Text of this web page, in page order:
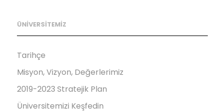
ÜNİVERSİTEMİZ
Tarihçe
Misyon, Vizyon, Değerlerimiz
2019-2023 Stratejik Plan
Üniversitemizi Keşfedin